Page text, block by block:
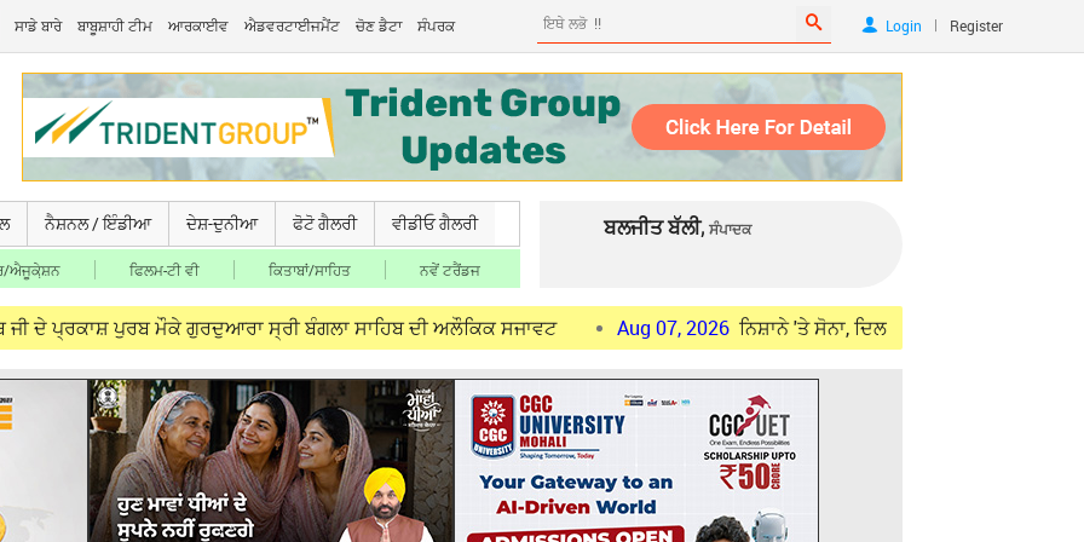
ਸਾਡੇ ਬਾਰੇ ਬਾਬੂਸ਼ਾਹੀ ਟੀਮ ਆਰਕਾਈਵ ਐਡਵਰਟਾਈਜਮੈਂਟ ਚੋਣ ਡੈਟਾ ਸੰਪਰਕ Login | Register
ਨੈਸ਼ਨਲ / ਇੰਡੀਆ ਦੇਸ਼-ਦੁਨੀਆ ਫੋਟੋ ਗੈਲਰੀ ਵੀਡੀਓ ਗੈਲਰੀ
ਐਜੂਕੇ਼ਸ਼ਨ ਫਿਲਮ-ਟੀ ਵੀ ਕਿਤਾਬਾਂ/ਸਾਹਿਤ ਨਵੇਂ ਟਰੈਂਡਜ
ਬਲਜੀਤ ਬੱਲੀ, ਸੰਪਾਦਕ
ਪੁਰਬ ਮੌਕੇ ਗੁਰਦੁਆਰਾ ਸ੍ਰੀ ਬੰਗਲਾ ਸਾਹਿਬ ਦੀ ਅਲੌਕਿਕ ਸਜਾਵਟ Aug 07, 2026 ਨਿਸ਼ਾਨੇ 'ਤੇ ਸੋਨਾ, ਦਿਲ 'ਚ ਦੇਸ਼-ਭਗਤੀ: ਭਾਰਤੀ ਫੌਜ ਦੇ ਸੂਬੇਦਾਰ